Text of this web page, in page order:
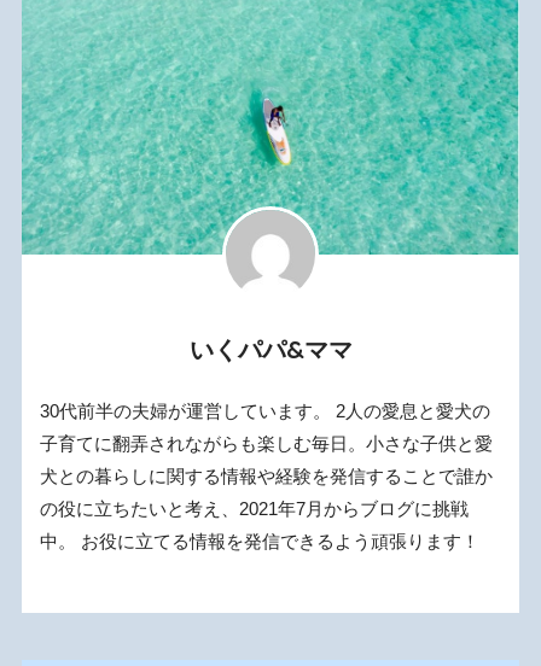
いくパパ&ママ
30代前半の夫婦が運営しています。 2人の愛息と愛犬の
子育てに翻弄されながらも楽しむ毎日。小さな子供と愛
犬との暮らしに関する情報や経験を発信することで誰か
の役に立ちたいと考え、2021年7月からブログに挑戦
中。 お役に立てる情報を発信できるよう頑張ります！